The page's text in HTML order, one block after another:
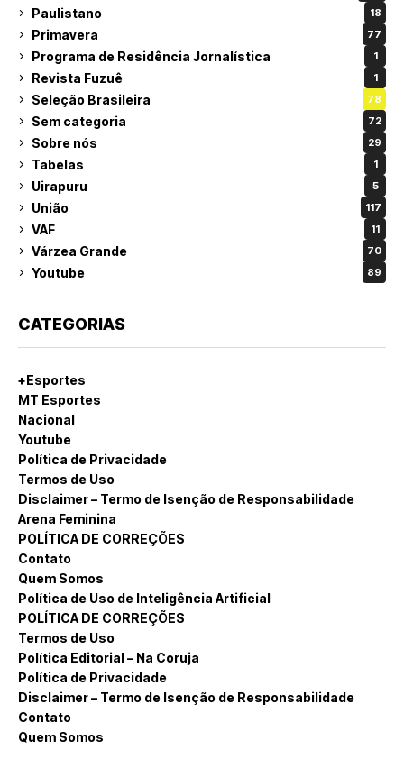
Paulistano 18
Primavera 77
Programa de Residência Jornalística 1
Revista Fuzuê 1
Seleção Brasileira 78
Sem categoria 72
Sobre nós 29
Tabelas 1
Uirapuru 5
União 117
VAF 11
Várzea Grande 70
Youtube 89
CATEGORIAS
+Esportes
MT Esportes
Nacional
Youtube
Política de Privacidade
Termos de Uso
Disclaimer – Termo de Isenção de Responsabilidade
Arena Feminina
POLÍTICA DE CORREÇÕES
Contato
Quem Somos
Política de Uso de Inteligência Artificial
POLÍTICA DE CORREÇÕES
Termos de Uso
Política Editorial – Na Coruja
Política de Privacidade
Disclaimer – Termo de Isenção de Responsabilidade
Contato
Quem Somos